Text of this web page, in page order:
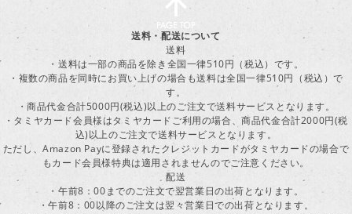
送料・配送について
送料
・送料は一部の商品を除き全国一律510円（税込）です。
・複数の商品を同時にお買い上げの場合も送料は全国一律510円（税込）で
す。
・商品代金合計5000円(税込)以上のご注文で送料サービスとなります。
・タミヤカード会員様はタミヤカードご利用の場合、商品代金合計2000円(税
込)以上のご注文で送料サービスとなります。
ただし、Amazon Payに登録されたクレジットカードがタミヤカードの場合で
もカード会員様特典は適用されませんのでご注意ください。
配送
・午前8：00までのご注文で翌営業日の出荷となります。
・午前8：00以降のご注文は翌々営業日での出荷となります。